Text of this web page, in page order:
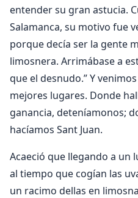
entender su gran astucia.
Salamanca, su motivo fue
porque decía ser la gente
limosnera. Arrimábase a
que el desnudo.” Y
mejores lugares. Donde
ganancia, deteníamonos;
hacíamos Sant Juan.
Acaeció que llegando a un
al tiempo que cogían las
un racimo dellas en